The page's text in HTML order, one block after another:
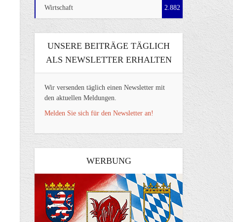
Wirtschaft 2.882
UNSERE BEITRÄGE TÄGLICH
ALS NEWSLETTER ERHALTEN
Wir versenden täglich einen Newsletter mit
den aktuellen Meldungen.
Melden Sie sich für den Newsletter an!
WERBUNG